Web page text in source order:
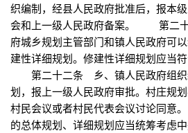
织编制，经县人民政府批准后，报本
会和上一级人民政府备案。 第二
府城乡规划主管部门和镇人民政府可
建性详细规划。修建性详细规划应当符
第二十二条 乡、镇人民政府组织
划，报上一级人民政府审批。村庄规
村民会议或者村民代表会议讨论
的总体规划、详细规划应当统筹考虑